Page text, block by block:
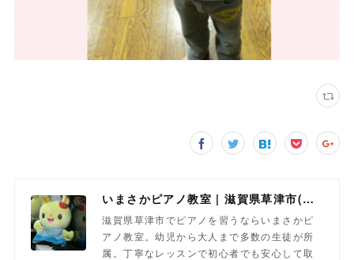
いまさかピアノ教室 | 滋賀県草津市(南草津)のピアノ教室
滋賀県草津市でピアノを習うならいまさかピ
アノ教室。幼児から大人まで多数の生徒が所
属。丁寧なレッスンで初心者でも安心して取